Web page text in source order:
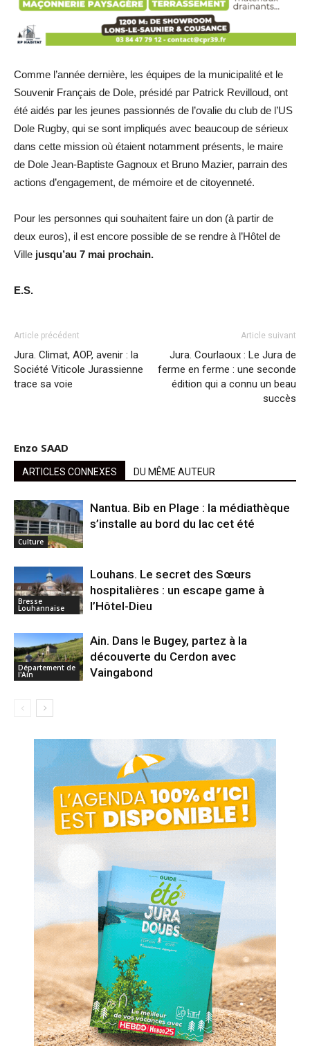
Comme l’année dernière, les équipes de la municipalité et le
Souvenir Français de Dole, présidé par Patrick Revilloud, ont
été aidés par les jeunes passionnés de l’ovalie du club de l’US
Dole Rugby, qui se sont impliqués avec beaucoup de sérieux
dans cette mission où étaient notamment présents, le maire
de Dole Jean-Baptiste Gagnoux et Bruno Mazier, parrain des
actions d’engagement, de mémoire et de citoyenneté.
Pour les personnes qui souhaitent faire un don (à partir de
deux euros), il est encore possible de se rendre à l’Hôtel de
Ville jusqu’au 7 mai prochain.
E.S.
Article précédent
Jura. Climat, AOP, avenir : la
Société Viticole Jurassienne
trace sa voie
Article suivant
Jura. Courlaoux : Le Jura de
ferme en ferme : une seconde
édition qui a connu un beau
succès
Enzo SAAD
ARTICLES CONNEXES DU MÊME AUTEUR
Culture
Nantua. Bib en Plage : la médiathèque
s’installe au bord du lac cet été
Bresse
Louhannaise
Louhans. Le secret des Sœurs
hospitalières : un escape game à
l’Hôtel-Dieu
Département de
l'Ain
Ain. Dans le Bugey, partez à la
découverte du Cerdon avec
Vaingabond